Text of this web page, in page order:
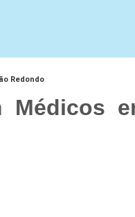
Redondo
Médicos